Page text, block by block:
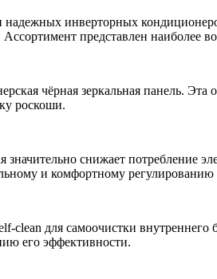
инверторных
представлен
чёрная зеркальная панель.
роскоши.
значительно снижает
и комфортному
для самоочистки
его эффективности.